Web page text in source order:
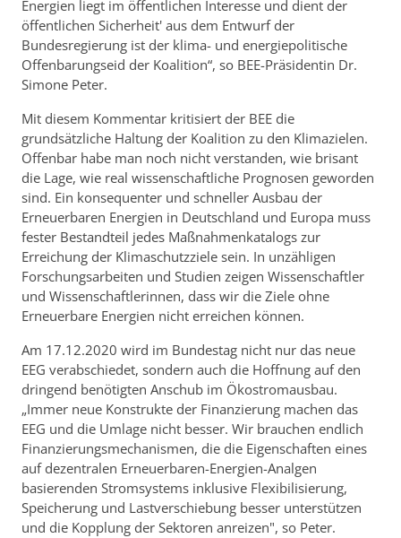
Energien liegt im öffentlichen Interesse und dient der
öffentlichen Sicherheit' aus dem Entwurf der
Bundesregierung ist der klima- und energiepolitische
Offenbarungseid der Koalition“, so BEE-Präsidentin Dr.
Simone Peter.
Mit diesem Kommentar kritisiert der BEE die
grundsätzliche Haltung der Koalition zu den Klimazielen.
Offenbar habe man noch nicht verstanden, wie brisant
die Lage, wie real wissenschaftliche Prognosen geworden
sind. Ein konsequenter und schneller Ausbau der
Erneuerbaren Energien in Deutschland und Europa muss
fester Bestandteil jedes Maßnahmenkatalogs zur
Erreichung der Klimaschutzziele sein. In unzähligen
Forschungsarbeiten und Studien zeigen Wissenschaftler
und Wissenschaftlerinnen, dass wir die Ziele ohne
Erneuerbare Energien nicht erreichen können.
Am 17.12.2020 wird im Bundestag nicht nur das neue
EEG verabschiedet, sondern auch die Hoffnung auf den
dringend benötigten Anschub im Ökostromausbau.
„Immer neue Konstrukte der Finanzierung machen das
EEG und die Umlage nicht besser. Wir brauchen endlich
Finanzierungsmechanismen, die die Eigenschaften eines
auf dezentralen Erneuerbaren-Energien-Analgen
basierenden Stromsystems inklusive Flexibilisierung,
Speicherung und Lastverschiebung besser unterstützen
und die Kopplung der Sektoren anreizen", so Peter.